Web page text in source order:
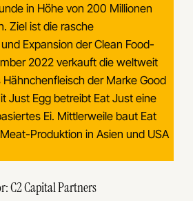
in Höhe von 200 Millionen
Ziel ist die rasche
Expansion der Clean Food-
2022 verkauft die weltweit
der Marke Good
Just Egg betreibt Eat Just eine
Ei. Mittlerweile baut Eat
Produktion in Asien und USA
C2 Capital Partners